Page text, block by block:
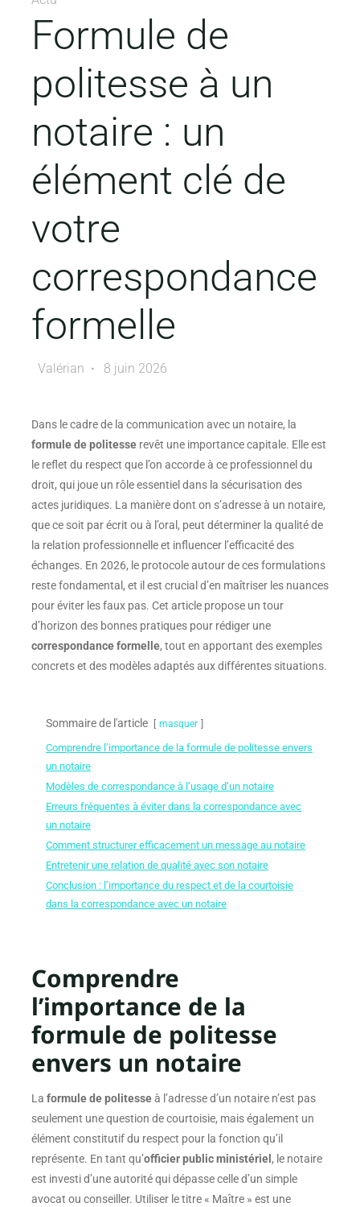
Formule de
politesse à un
notaire : un
élément clé de
votre
correspondance
formelle
Valérian 8 juin 2026
Dans le cadre de la communication avec un notaire, la
formule de politesserevêt une importance capitale. Elle est
le reflet du respect que l’on accorde à ce professionnel du
droit, qui joue un rôle essentiel dans la sécurisation des
actes juridiques. La manière dont on s’adresse à un notaire,
que ce soit par écrit ou à l’oral, peut déterminer la qualité de
la relation professionnelle et influencer l’efficacité des
échanges. En 2026, le protocole autour de ces formulations
reste fondamental, et il est crucial d’en maîtriser les nuances
pour éviter les faux pas. Cet article propose un tour
d’horizon des bonnes pratiques pour rédiger une
correspondance formelle, tout en apportant des exemples
concrets et des modèles adaptés aux différentes situations.
Sommaire de l'article masquer
Comprendre l’importance de la formule de politesse envers
un notaire
Modèles de correspondance à l’usage d’un notaire
Erreurs fréquentes à éviter dans la correspondance avec
un notaire
Comment structurer efficacement un message au notaire
Entretenir une relation de qualité avec son notaire
Conclusion : l’importance du respect et de la courtoisie
dans la correspondance avec un notaire
Comprendre
l’importance de la
formule de politesse
envers un notaire
La formule de politesseà l’adresse d’un notaire n’est pas
seulement une question de courtoisie, mais également un
élément constitutif du respect pour la fonction qu’il
représente. En tant qu’officier public ministériel , le notaire
est investi d’une autorité qui dépasse celle d’un simple
avocat ou conseiller. Utiliser le titre « Maître » est une